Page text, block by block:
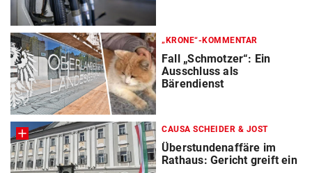
„KRONE“-KOMMENTAR
Fall „Schmotzer“: Ein
Ausschluss als
Bärendienst
CAUSA SCHEIDER & JOST
Überstundenaffäre im
Rathaus: Gericht greift ein